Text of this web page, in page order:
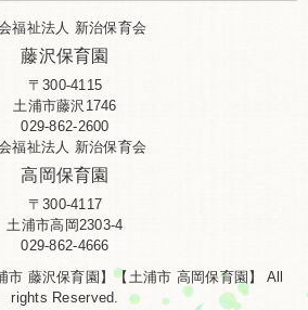
福祉法人 新治保育会
藤沢保育園
〒300-4115
土浦市藤沢1746
029-862-2600
福祉法人 新治保育会
高岡保育園
〒300-4117
土浦市高岡2303-4
029-862-4666
藤沢保育園】【土浦市 高岡保育園】 All
rights Reserved.